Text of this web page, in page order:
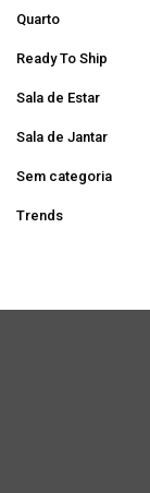
Quarto
Ready To Ship
Sala de Estar
Sala de Jantar
Sem categoria
Trends